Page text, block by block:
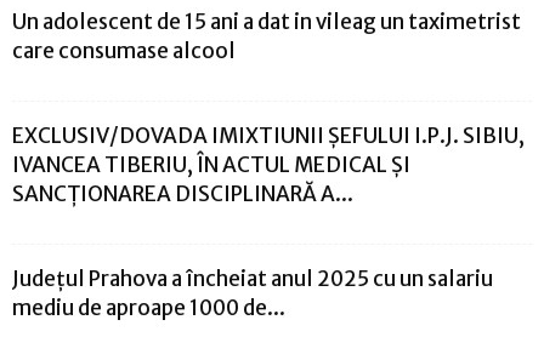
Un adolescent de 15 ani a dat in vileag un taximetrist
care consumase alcool
EXCLUSIV/DOVADA IMIXTIUNII ȘEFULUI I.P.J. SIBIU,
IVANCEA TIBERIU, ÎN ACTUL MEDICAL ȘI
SANCȚIONAREA DISCIPLINARĂ A...
Județul Prahova a încheiat anul 2025 cu un salariu
mediu de aproape 1000 de...